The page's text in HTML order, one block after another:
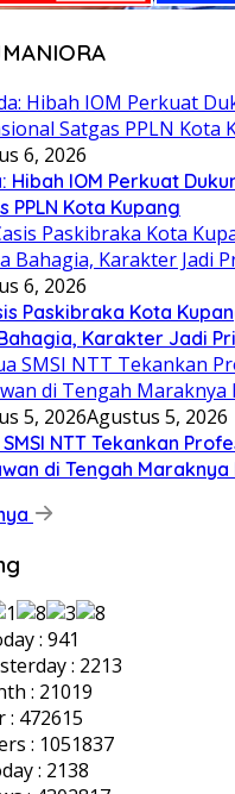
6, 2026
Hibah IOM Perkuat
PPLN Kota Kupang
6, 2026
Paskibraka Kota
Karakter Jadi
5, 2026Agustus 5, 2026
NTT Tekankan
di Tengah Maraknya
: 941
: 2213
: 21019
: 472615
: 1051837
: 2138